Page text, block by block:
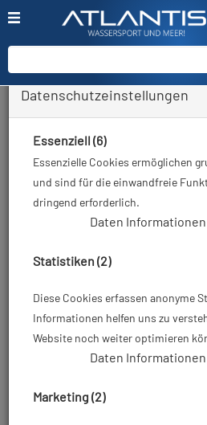
Zurück
Datenschutzeinstellungen
Essenziell (6)
Essenzielle Cookies ermöglichen
und sind für die einwandfreie
dringend erforderlich.
Daten
Statistiken (2)
Diese Cookies erfassen anonyme
Informationen helfen uns zu
Website noch weiter optimieren
Daten
Marketing (2)